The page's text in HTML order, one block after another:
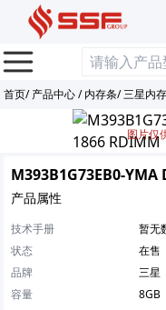
首页/产品中心/内存条/三星内
图片仅
M393B1G73EB0-YMA
产品属性
技术手册
暂无
状态
在售
品牌
三星
容量
8GB